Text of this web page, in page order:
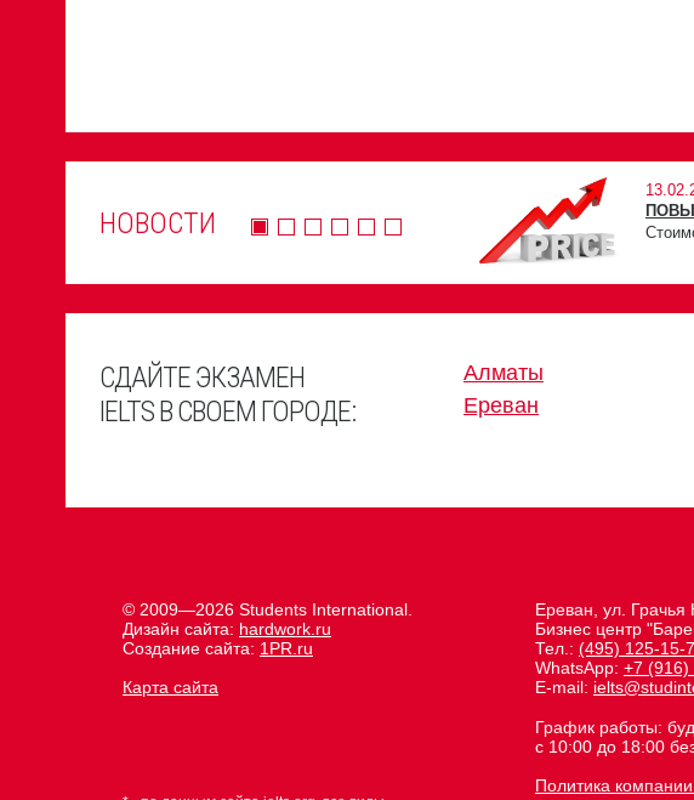
НОВОСТИ
СДАЙТЕ ЭКЗАМЕН
IELTS В СВОЕМ ГОРОДЕ:
Алматы
Ереван
Ереван, ул. Грачья
Бизнес центр
Тел.: (495) 125-15-
WhatsApp: +7 (916)
E-mail:
График работы:
с 10:00 до 18:00
Политика
© 2009—2026 Students International.
Дизайн сайта: hardwork.ru
Создание сайта: 1PR.ru
Карта сайта